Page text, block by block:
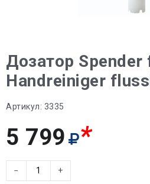
Дозатор Spender
Handreiniger
Артикул: 3335
5 799 *
− +